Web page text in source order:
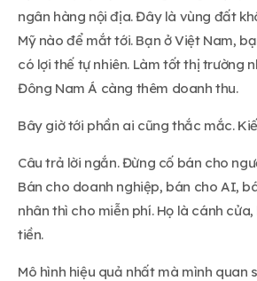
ngân hàng nội địa. Đây là vùng đất
Mỹ nào để mắt tới. Bạn ở Việt Nam,
có lợi thế tự nhiên. Làm tốt thị trường
Đông Nam Á càng thêm doanh thu.
Bây giờ tới phần ai cũng thắc mắc.
Câu trả lời ngắn. Đừng cố bán cho
Bán cho doanh nghiệp, bán cho AI,
nhân thì cho miễn phí. Họ là cánh
tiền.
Mô hình hiệu quả nhất mà mình quan